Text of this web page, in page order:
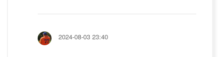
2024-08-03 23:40